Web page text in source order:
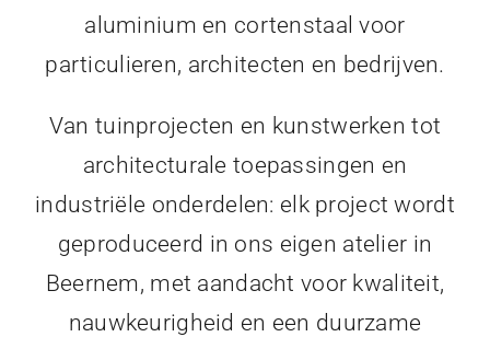
aluminium en cortenstaal voor
particulieren, architecten en bedrijven.
Van tuinprojecten en kunstwerken tot
architecturale toepassingen en
industriële onderdelen: elk project wordt
geproduceerd in ons eigen atelier in
Beernem, met aandacht voor kwaliteit,
nauwkeurigheid en een duurzame